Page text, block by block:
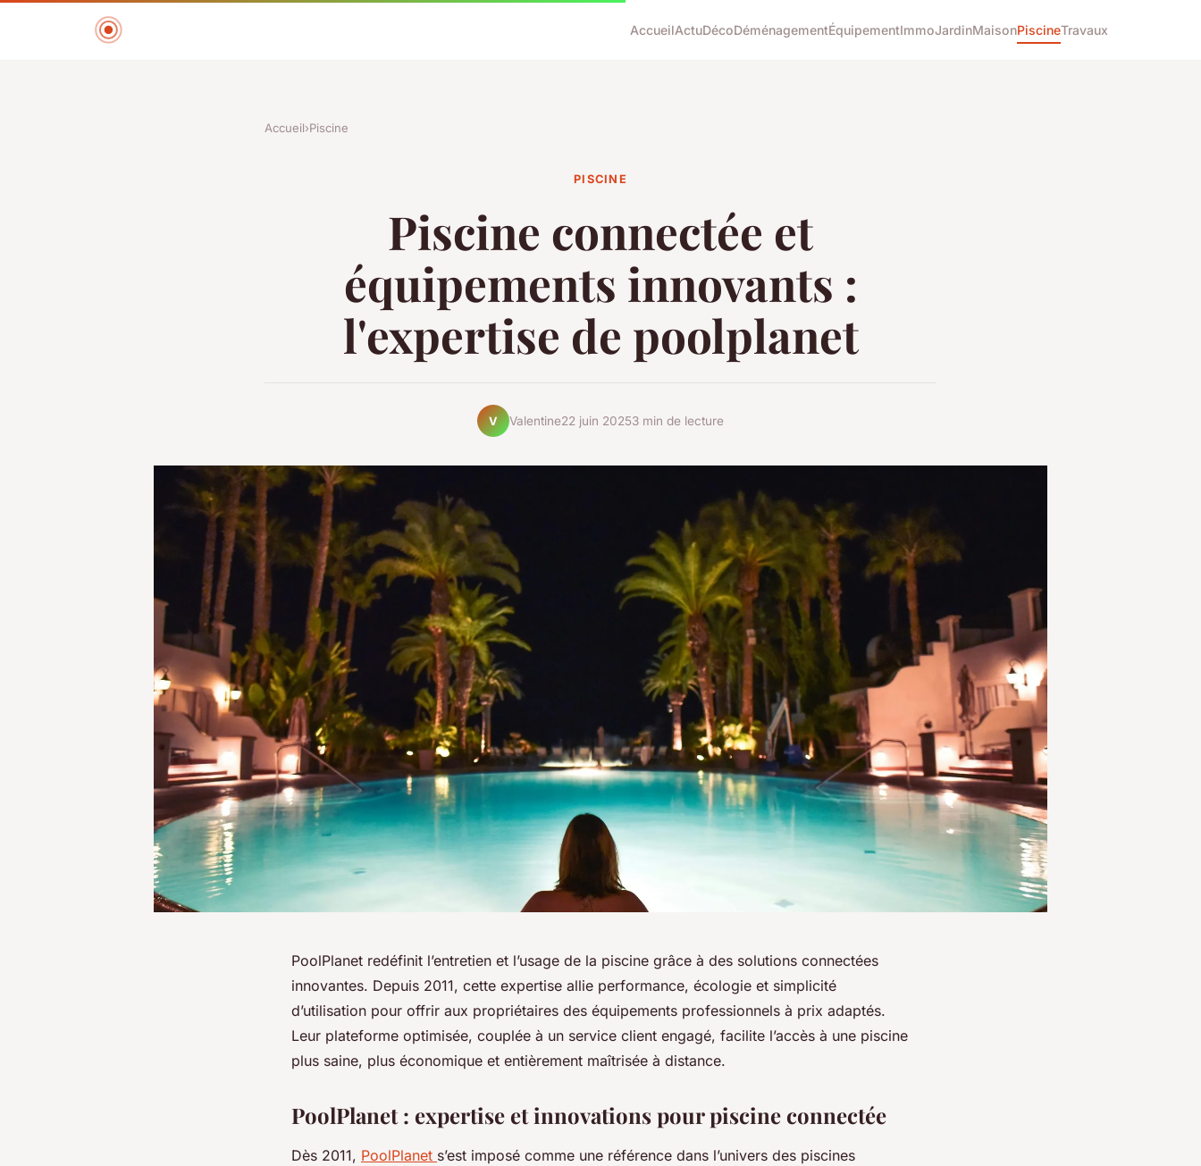
AccueilActuDécoDéménagementÉquipementImmoJardinMaisonPiscineTravaux
Accueil›Piscine
PISCINE
Piscine connectée et
équipements innovants :
l'expertise de poolplanet
V Valentine22 juin 20253 min de lecture
PoolPlanet redéfinit l’entretien et l’usage de la piscine grâce à des solutions connectées
innovantes. Depuis 2011, cette expertise allie performance, écologie et simplicité
d’utilisation pour offrir aux propriétaires des équipements professionnels à prix adaptés.
Leur plateforme optimisée, couplée à un service client engagé, facilite l’accès à une piscine
plus saine, plus économique et entièrement maîtrisée à distance.
PoolPlanet : expertise et innovations pour piscine connectée
Dès 2011, PoolPlanet s’est imposé comme une référence dans l’univers des piscines